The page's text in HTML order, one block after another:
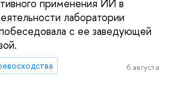
применения ИИ в
лаборатории
с ее заведующей
6 августа